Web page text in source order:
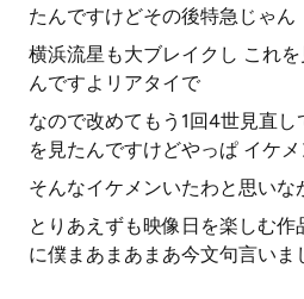
たんですけどその後特急じゃん
横浜流星も大ブレイクし これ
んですよリアタイで
なので改めてもう1回4世見直し
を見たんですけどやっぱ イケ
そんなイケメンいたわと思いな
とりあえずも映像日を楽しむ作
に僕まあまあまあ今文句言いま